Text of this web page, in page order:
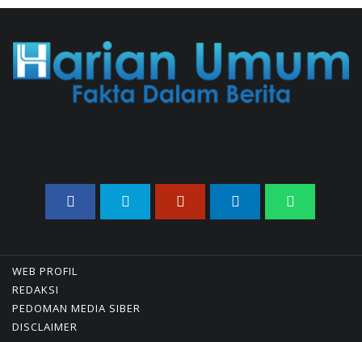
Ditolak, Gagal Dapat Ganti
Rugi Rp 206 Juta
06/08/2026 12:28 WIB ||HUKUM
04/08/2026 22:54 WIB || MAKRO/MIKRO
Eksepsinya Diterima Hakim,
Jenderal Dudung Pimpin
WEB PROFIL
REDAKSI
PEDOMAN MEDIA SIBER
DISCLAIMER